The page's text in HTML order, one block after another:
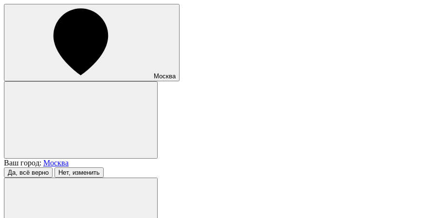
Москва
Ваш город: Москва
Да, всё верно Нет, изменить